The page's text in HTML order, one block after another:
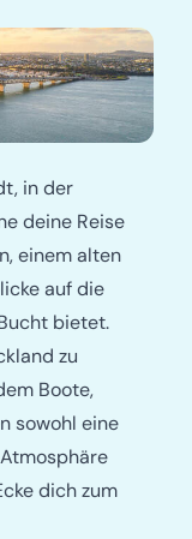
in der
deine Reise
einem alten
auf die
bietet.
zu
Boote,
sowohl eine
dich zum